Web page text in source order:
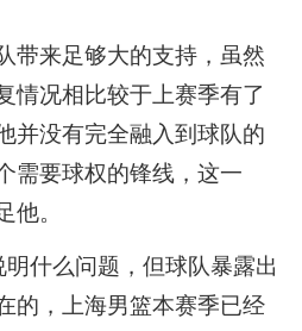
带来足够大的支持，虽然
情况相比较于上赛季有了
并没有完全融入到球队的
需要球权的锋线，这一
他。
什么问题，但球队暴露出
的，上海男篮本赛季已经